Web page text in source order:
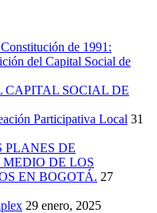
de 1991:
del Capital Social de
SOCIAL DE
Participativa Local 31
PLANES DE
DE LOS
EN BOGOTÁ. 27
29 enero, 2025